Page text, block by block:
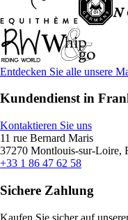
Entdecken Sie alle unsere
Kundendienst in
Kontaktieren Sie uns
11 rue Bernard Maris
37270 Montlouis-sur-Loire,
+33 1 86 47 62 58
Sichere Zahlung
Kaufen Sie sicher auf